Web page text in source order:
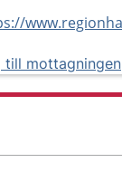
till mottagningen